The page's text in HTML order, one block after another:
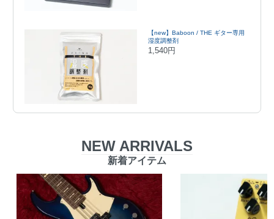
【new】Baboon / THE ギター専用
湿度調整剤
1,540円
NEW ARRIVALS
新着アイテム